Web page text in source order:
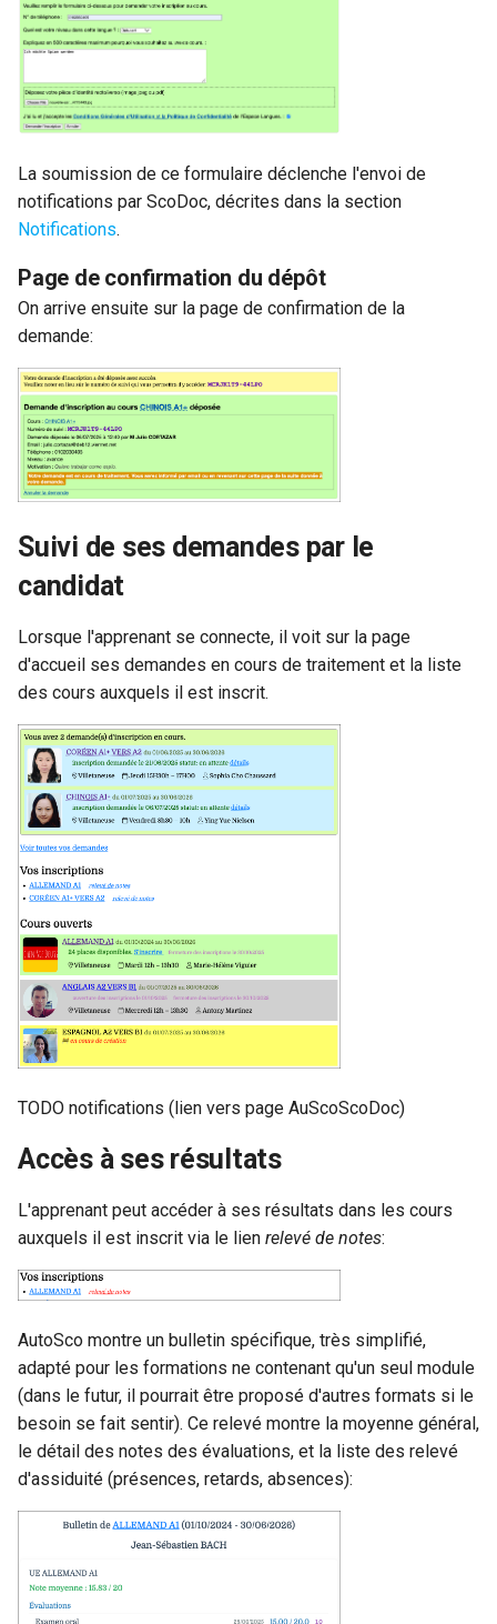
La soumission de ce formulaire déclenche l'envoi de
notifications par ScoDoc, décrites dans la section
Notifications.
Page de confirmation du dépôt
On arrive ensuite sur la page de confirmation de la
demande:
Suivi de ses demandes par le
candidat
Lorsque l'apprenant se connecte, il voit sur la page
d'accueil ses demandes en cours de traitement et la liste
des cours auxquels il est inscrit.
TODO notifications (lien vers page AuScoScoDoc)
Accès à ses résultats
L'apprenant peut accéder à ses résultats dans les cours
auxquels il est inscrit via le lien relevé de notes:
AutoSco montre un bulletin spécifique, très simplifié,
adapté pour les formations ne contenant qu'un seul module
(dans le futur, il pourrait être proposé d'autres formats si le
besoin se fait sentir). Ce relevé montre la moyenne général,
le détail des notes des évaluations, et la liste des relevé
d'assiduité (présences, retards, absences):